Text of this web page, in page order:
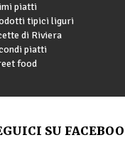
piatti
tipici liguri
di Riviera
piatti
food
SU